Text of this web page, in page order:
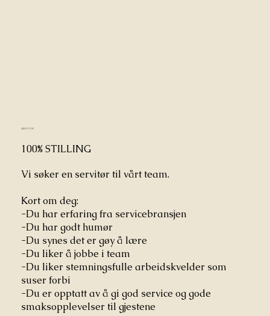
SERVITØR
100% STILLING
Vi søker en servitør til vårt team.
Kort om deg:
-Du har erfaring fra servicebransjen
-Du har godt humør
-Du synes det er gøy å lære
-Du liker å jobbe i team
-Du liker stemningsfulle arbeidskvelder som
suser forbi
-Du er opptatt av å gi god service og gode
smaksopplevelser til gjestene